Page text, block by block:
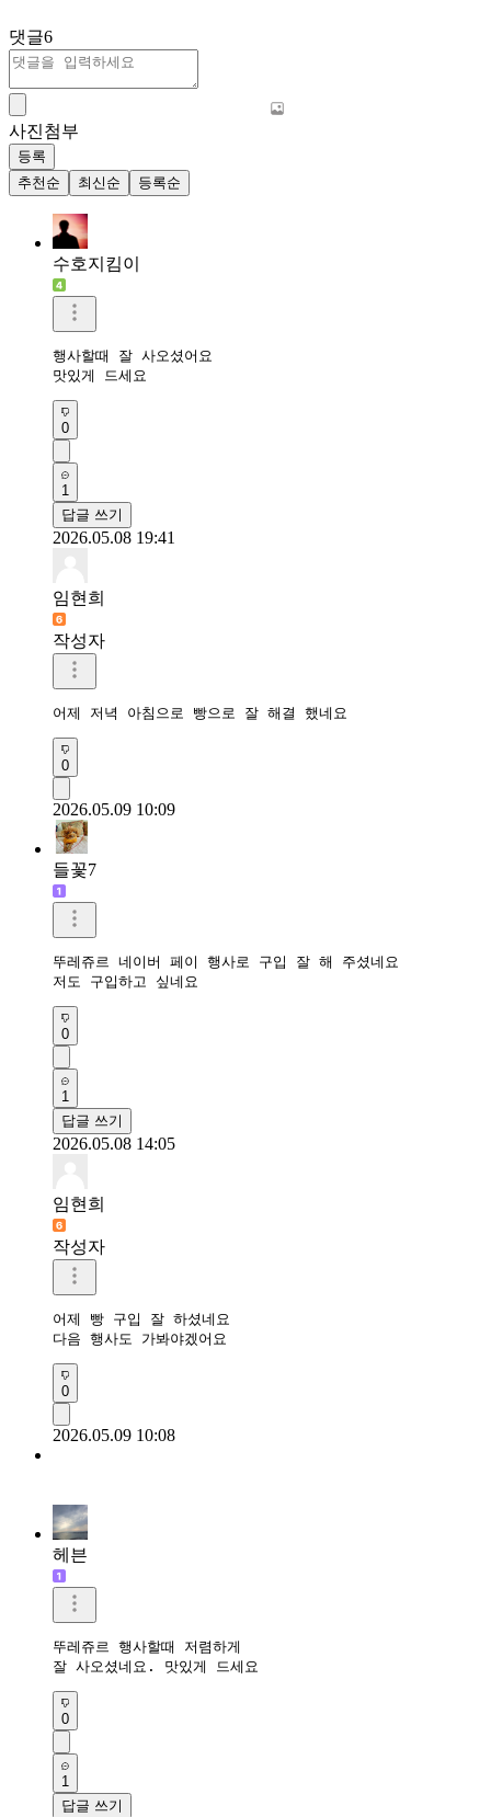
댓글6
사진첨부
등록
추천순
최신순 등록순
수호지킴이
행사할때 잘 사오셨어요
맛있게 드세요
0
1
답글 쓰기
2026.05.08 19:41
임현희
작성자
어제 저녁 아침으로 빵으로 잘 해결 했네요
0
2026.05.09 10:09
들꽃7
뚜레쥬르 네이버 페이 행사로 구입 잘 해 주셨네요
저도 구입하고 싶네요
0
1
답글 쓰기
2026.05.08 14:05
임현희
작성자
어제 빵 구입 잘 하셨네요
다음 행사도 가봐야겠어요
0
2026.05.09 10:08
헤븐
뚜레쥬르 행사할때 저렴하게
잘 사오셨네요. 맛있게 드세요
0
1
답글 쓰기